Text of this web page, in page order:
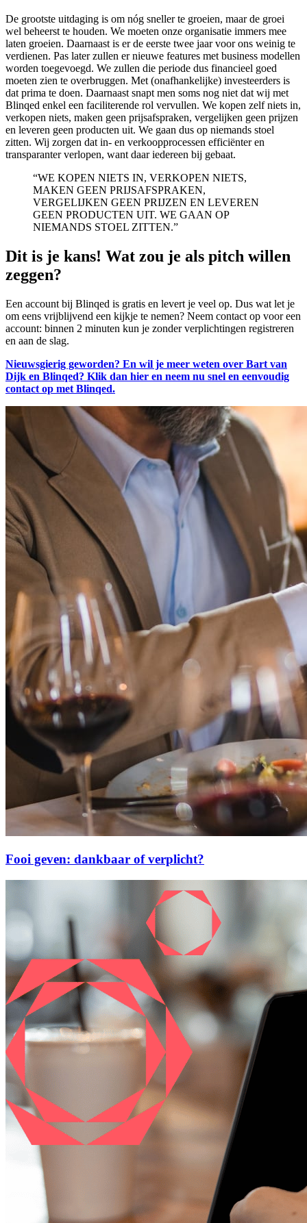
De grootste uitdaging is om nóg sneller te groeien, maar de groei
wel beheerst te houden. We moeten onze organisatie immers mee
laten groeien. Daarnaast is er de eerste twee jaar voor ons weinig te
verdienen. Pas later zullen er nieuwe features met business modellen
worden toegevoegd. We zullen die periode dus financieel goed
moeten zien te overbruggen. Met (onafhankelijke) investeerders is
dat prima te doen. Daarnaast snapt men soms nog niet dat wij met
Blinqed enkel een faciliterende rol vervullen. We kopen zelf niets in,
verkopen niets, maken geen prijsafspraken, vergelijken geen prijzen
en leveren geen producten uit. We gaan dus op niemands stoel
zitten. Wij zorgen dat in- en verkoopprocessen efficiënter en
transparanter verlopen, want daar iedereen bij gebaat.
“WE KOPEN NIETS IN, VERKOPEN NIETS,
MAKEN GEEN PRIJSAFSPRAKEN,
VERGELIJKEN GEEN PRIJZEN EN LEVEREN
GEEN PRODUCTEN UIT. WE GAAN OP
NIEMANDS STOEL ZITTEN.”
Dit is je kans! Wat zou je als pitch willen
zeggen?
Een account bij Blinqed is gratis en levert je veel op. Dus wat let je
om eens vrijblijvend een kijkje te nemen? Neem contact op voor een
account: binnen 2 minuten kun je zonder verplichtingen registreren
en aan de slag.
Nieuwsgierig geworden? En wil je meer weten over Bart van
Dijk en Blinqed? Klik dan hier en neem nu snel en eenvoudig
contact op met Blinqed.
Fooi geven: dankbaar of verplicht?